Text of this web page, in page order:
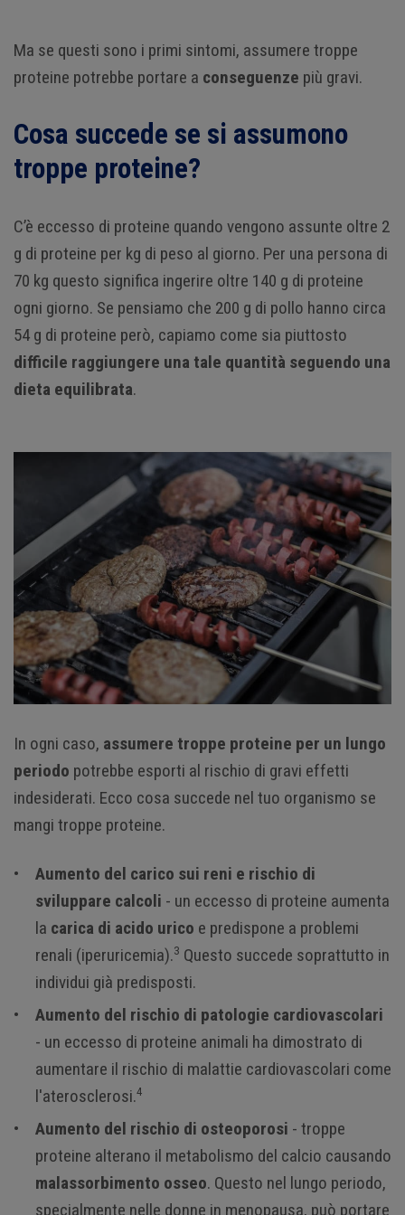
Ma se questi sono i primi sintomi, assumere troppe
proteine potrebbe portare a conseguenze più gravi.
Cosa succede se si assumono
troppe proteine?
C’è eccesso di proteine quando vengono assunte oltre 2
g di proteine per kg di peso al giorno. Per una persona di
70 kg questo significa ingerire oltre 140 g di proteine
ogni giorno. Se pensiamo che 200 g di pollo hanno circa
54 g di proteine però, capiamo come sia piuttosto
difficile raggiungere una tale quantità seguendo una
dieta equilibrata.
In ogni caso, assumere troppe proteine per un lungo
periodo potrebbe esporti al rischio di gravi effetti
indesiderati. Ecco cosa succede nel tuo organismo se
mangi troppe proteine.
Aumento del carico sui reni e rischio di
sviluppare calcoli - un eccesso di proteine aumenta
la carica di acido urico e predispone a problemi
renali (iperuricemia).3 Questo succede soprattutto in
individui già predisposti.
Aumento del rischio di patologie cardiovascolari
- un eccesso di proteine animali ha dimostrato di
aumentare il rischio di malattie cardiovascolari come
l'aterosclerosi.4
Aumento del rischio di osteoporosi - troppe
proteine alterano il metabolismo del calcio causando
malassorbimento osseo. Questo nel lungo periodo,
specialmente nelle donne in menopausa, può portare